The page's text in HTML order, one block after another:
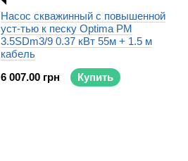
Насос скважинный с повышенной
уст-тью к песку Optima PM
3.5SDm3/9 0.37 кВт 55м + 1.5 м
кабель
6 007.00 грн
Купить